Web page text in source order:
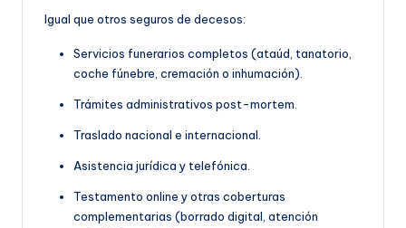
Igual que otros seguros de decesos:
Servicios funerarios completos (ataúd, tanatorio,
coche fúnebre, cremación o inhumación).
Trámites administrativos post-mortem.
Traslado nacional e internacional.
Asistencia jurídica y telefónica.
Testamento online y otras coberturas
complementarias (borrado digital, atención